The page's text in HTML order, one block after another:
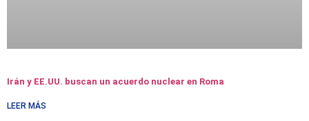
Irán y EE.UU. buscan un acuerdo nuclear en Roma
LEER MÁS